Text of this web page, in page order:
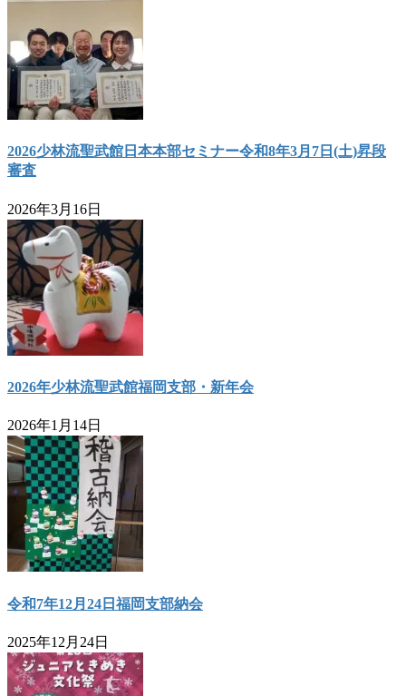
2026少林流聖武館日本本部セミナー令和8年3月7日(土)昇段
審査
2026年3月16日
2026年少林流聖武館福岡支部・新年会
2026年1月14日
令和7年12月24日福岡支部納会
2025年12月24日